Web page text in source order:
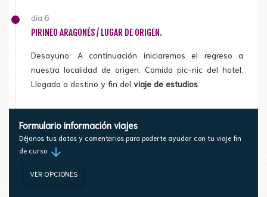
día 6
PIRINEO ARAGONÉS / LUGAR DE ORIGEN.
Desayuno. A continuación iniciaremos el regreso a
nuestra localidad de origen. Comida pic-nic del hotel.
Llegada a destino y fin del viaje de estudios
Formulario información viajes
Déjanos tus datos y comentarios para poderte ayudar con tu viaje fin
de curso arrow_downward
VER OPCIONES